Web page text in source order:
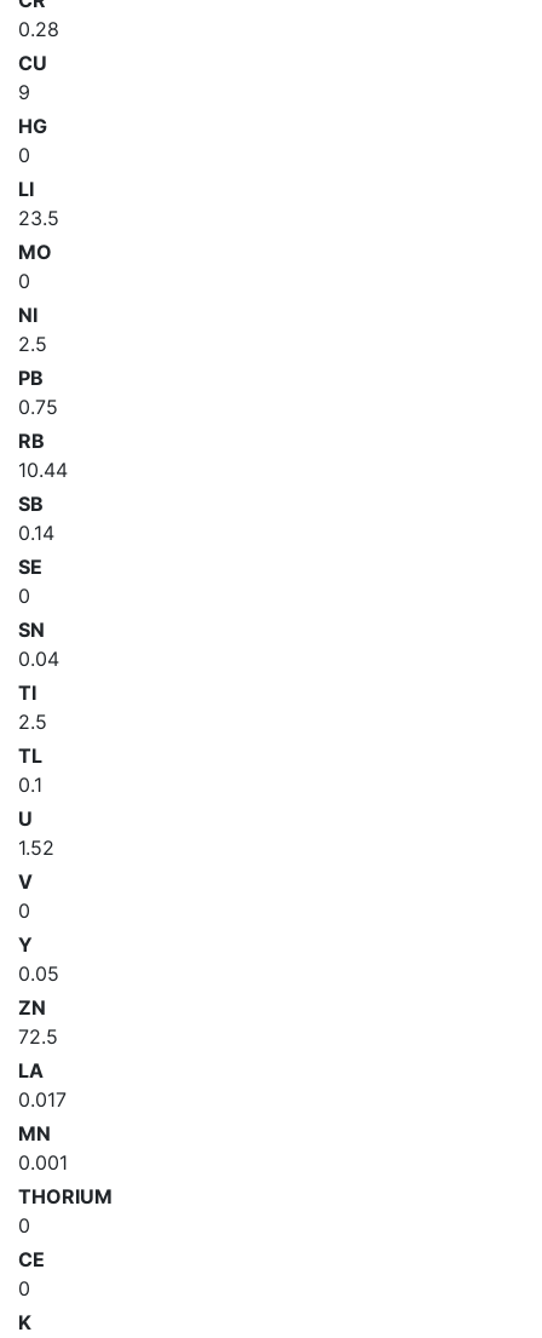
0.28
CU
9
HG
0
LI
23.5
MO
0
NI
2.5
PB
0.75
RB
10.44
SB
0.14
SE
0
SN
0.04
TI
2.5
TL
0.1
U
1.52
V
0
Y
0.05
ZN
72.5
LA
0.017
MN
0.001
THORIUM
0
CE
0
K